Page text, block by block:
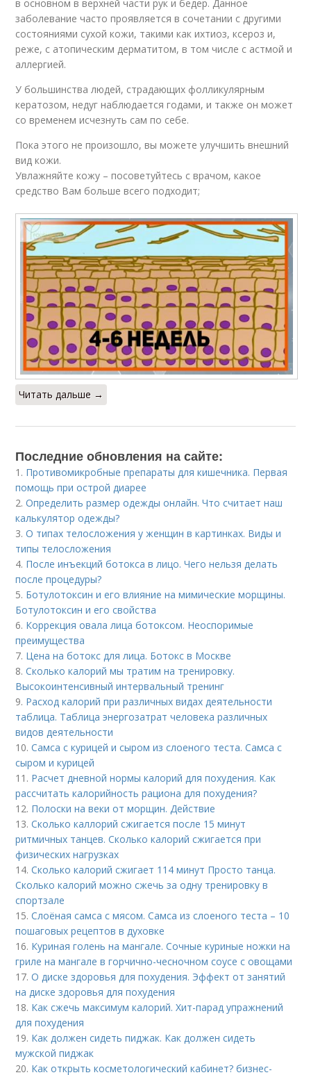
в основном в верхней части рук и бедер. Данное
заболевание часто проявляется в сочетании с другими
состояниями сухой кожи, такими как ихтиоз, ксероз и,
реже, с атопическим дерматитом, в том числе с астмой и
аллергией.
У большинства людей, страдающих фолликулярным
кератозом, недуг наблюдается годами, и также он может
со временем исчезнуть сам по себе.
Пока этого не произошло, вы можете улучшить внешний
вид кожи.
Увлажняйте кожу – посоветуйтесь с врачом, какое
средство Вам больше всего подходит;
Читать дальше →
Последние обновления на сайте:
1. Противомикробные препараты для кишечника. Первая
помощь при острой диарее
2.Определить размер одежды онлайн. Что считает наш
калькулятор одежды?
3.О типах телосложения у женщин в картинках. Виды и
типы телосложения
4. После инъекций бoтoкса в лицо. Чего нельзя делать
после процедуры?
5. Ботулотоксин и его влияние на мимические морщины.
Ботулотоксин и его свойства
6. Коррекция овала лица ботоксом. Неоспоримые
преимущества
7. Цена на ботокс для лица. Ботокс в Москве
8.Сколько калорий мы тратим на тренировку.
Высокоинтенсивный интервальный тренинг
9. Расход калорий при различных видах деятельности
таблица. Таблица энергозатрат человека различных
видов деятельности
10.Самса с курицей и сыром из слоеного теста. Самса с
сыром и курицей
11. Расчет дневной нормы калорий для похудения. Как
рассчитать калорийность рациона для похудения?
12. Полоски на веки от морщин. Действие
13.Сколько каллорий сжигается после 15 минут
ритмичных танцев. Сколько калорий сжигается при
физических нагрузках
14.Сколько калорий сжигает 114 минут Просто танца.
Сколько калорий можно сжечь за одну тренировку в
спортзале
15.Слоёная самса с мясом. Самса из слоеного теста – 10
пошаговых рецептов в духовке
16. Куриная голень на мангале. Сочные куриные ножки на
гриле на мангале в горчично-чесночном соусе с овощами
17.О диске здоровья для похудения. Эффект от занятий
на диске здоровья для похудения
18. Как сжечь максимум калорий. Хит-парад упражнений
для похудения
19. Как должен сидеть пиджак. Как должен сидеть
мужской пиджак
20. Как открыть косметологический кабинет? бизнес-